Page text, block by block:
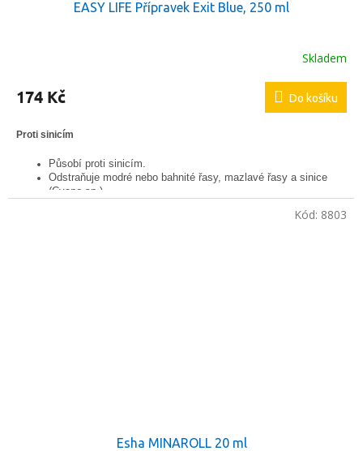
EASY LIFE Přípravek Exit Blue, 250 ml
Skladem
174 Kč Do košíku
Proti sinicím
Působí proti sinicím.
Odstraňuje modré nebo bahnité řasy, mazlavé řasy a sinice
(Cyano sp.).
Esha MINAROLL 20 ml
Kód: 8803